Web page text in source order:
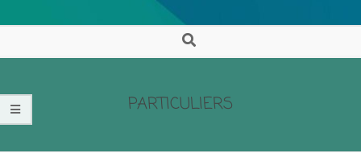
PARTICULIERS